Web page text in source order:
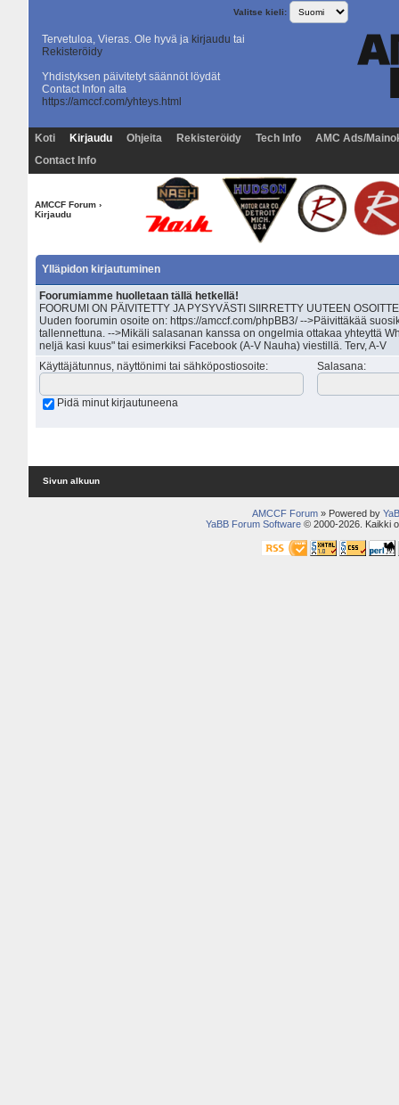
Valitse kieli:
Tervetuloa, Vieras. Ole hyvä ja kirjaudu tai
Rekisteröidy
Yhdistyksen päivitetyt säännöt löydät
Contact Infon alta
https://amccf.com/yhteys.html
Koti Kirjaudu Ohjeita Rekisteröidy Tech Info
AMC Ads/
Contact Info
AMCCF Forum›
Kirjaudu
Ylläpidon kirjautuminen
Foorumiamme huolletaan tällä hetkellä!
FOORUMI ON PÄIVITETTY JA PYSYVÄSTI SIIRRETTY UUTEEN
Uuden foorumin osoite on: https://amccf.com/phpBB3/ -->Päivittäkää
tallennettuna. -->Mikäli salasanan kanssa on ongelmia ottakaa yhteyttä
neljä kasi kuus" tai esimerkiksi Facebook (A-V Nauha) viestillä. Terv, A-V
Käyttäjätunnus, näyttönimi tai sähköpostiosoite: Salasana:
Pidä minut kirjautuneena
Sivun alkuun
AMCCF Forum » Powered by
YaBB Forum Software© 2000-2026. Kaikki